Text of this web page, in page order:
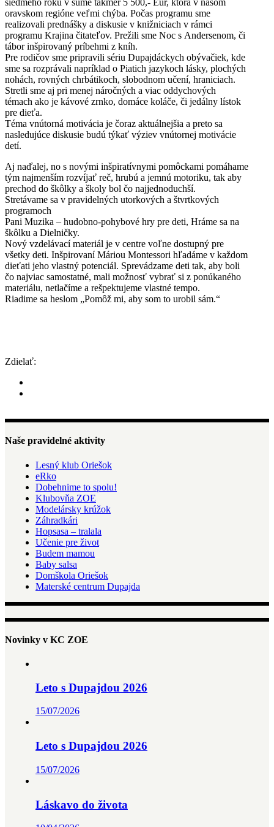
siedmeho roku v sume takmer 5 500,- Eur, ktorá v našom
oravskom regióne veľmi chýba. Počas programu sme
realizovali prednášky a diskusie v knižniciach v rámci
programu Krajina čitateľov. Prežili sme Noc s Andersenom, či
tábor inšpirovaný príbehmi z kníh.
Pre rodičov sme pripravili sériu Dupajdáckych obývačiek, kde
sme sa rozprávali napríklad o Piatich jazykoch lásky, plochých
nohách, rovných chrbátikoch, slobodnom učení, hraniciach.
Stretli sme aj pri menej náročných a viac oddychových
témach ako je kávové zrnko, domáce koláče, či jedálny lístok
pre dieťa.
Téma vnútorná motivácia je čoraz aktuálnejšia a preto sa
nasledujúce diskusie budú týkať výziev vnútornej motivácie
detí.
Aj naďalej, no s novými inšpiratívnymi pomôckami pomáhame
tým najmenším rozvíjať reč, hrubú a jemnú motoriku, tak aby
prechod do škôlky a školy bol čo najjednoduchší.
Stretávame sa v pravidelných utorkových a štvrtkových
programoch
Pani Muzika – hudobno-pohybové hry pre deti, Hráme sa na
škôlku a Dielničky.
Nový vzdelávací materiál je v centre voľne dostupný pre
všetky deti. Inšpirovaní Máriou Montessori hľadáme v každom
dieťati jeho vlastný potenciál. Sprevádzame deti tak, aby boli
čo najviac samostatné, mali možnosť vybrať si z ponúkaného
materiálu, netlačíme a rešpektujeme vlastné tempo.
Riadime sa heslom „Pomôž mi, aby som to urobil sám.“
Zdielať:
Naše pravidelné aktivity
Lesný klub Oriešok
eRko
Dobehnime to spolu!
Klubovňa ZOE
Modelársky krúžok
Záhradkári
Hopsasa – tralala
Učenie pre život
Budem mamou
Baby salsa
Domškola Oriešok
Materské centrum Dupajda
Novinky v KC ZOE
Leto s Dupajdou 2026
15/07/2026
Leto s Dupajdou 2026
15/07/2026
Láskavo do života